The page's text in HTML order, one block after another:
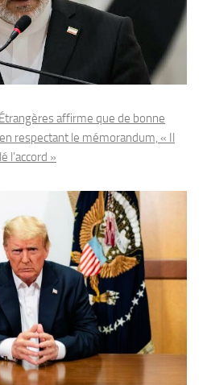
affirme que de bonne
respectant le mémorandum, « Il
l’accord »